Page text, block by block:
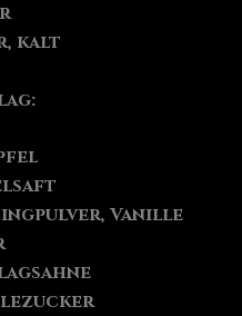
kalt
Vanille